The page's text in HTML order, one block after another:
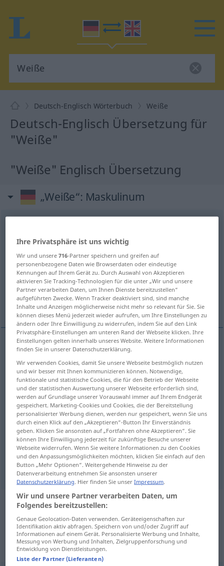
Deutsch-Englisch Wörterbuch Weiße
Deutsch-Englisch Übersetzung für
"Weiße"
"Weiße" Englisch Übersetzung
„Weiße“: Maskulinum
Übersicht aller Übersetzungen
(Für mehr Details die Übersetzung anklicken/antippen)
white man white wine, white
white-haired man
Mensch mit weißer Hautfarbe
white-haired man(odboy) Weiße Weißhaariger
whitewine Weiße GASTR < NURSG>
white Weiße GASTR < NURSG>
Beispielsätze aus externen Quellen
für "Weiße"
(nicht von der Langenscheidt Redaktion
geprüft)
Ihre Privatsphäre ist uns wichtig
Wir und unsere716-Partner speichern und greifen auf
personenbezogene Daten wie Browserdaten oder eindeutige
Kennungen auf Ihrem Gerät zu. Durch Auswahl von Akzeptieren
aktivieren Sie Tracking-Technologien für die unter „Wir und unsere
Partner verarbeiten Daten, um Ihnen Dienste bereitzustellen“
aufgeführten Zwecke. Wenn Tracker deaktiviert sind, sind manche
Inhalte und Anzeigen möglicherweise nicht mehr so relevant für Sie. Sie
können dieses Menü jederzeit wieder aufrufen, um Ihre Einstellungen zu
ändern oder Ihre Einwilligung zu widerrufen, indem Sie auf den Link
Privatsphäre-Einstellungen am unteren Rand der Webseite klicken. Ihre
Einstellungen gelten innerhalb unseres Website. Weitere Informationen
finden Sie in unserer Datenschutzerklärung.
Wir verwenden Cookies, damit Sie unsere Webseite bestmöglich nutzen
und wir besser mit Ihnen kommunizieren können. Notwendige,
funktionale und statistische Cookies, die für den Betrieb der Webseite
und der statistischen Auswertung unserer Webseite erforderlich sind,
werden auf Grundlage unserer Vorauswahl immer auf Ihrem Endgerät
gespeichert. Marketing-Cookies und Cookies, die der Bereitstellung
personalisierter Werbung dienen, werden nur gespeichert, wenn Sie uns
durch einen Klick auf den „Akzeptieren“-Button Ihr Einverständnis
geben. Klicken Sie ansonsten auf „Fortfahren ohne Akzeptieren“. Sie
können Ihre Einwilligung jederzeit für zukünftige Besuche unserer
Webseite widerrufen. Wenn Sie weitere Informationen zu den Cookies
und den Anpassungsmöglichkeiten möchten, klicken Sie einfach auf den
Button „Mehr Optionen“. Weitergehende Hinweise zu der
Datenverarbeitung entnehmen Sie ansonsten unserer
Datenschutzerklärung. Hier finden Sie unserImpressum.
Wir und unsere Partner verarbeiten Daten, um
Folgendes bereitzustellen:
Genaue Geolocation-Daten verwenden. Geräteeigenschaften zur
Identifikation aktiv abfragen. Speichern von und/oder Zugriff auf
Informationen auf einem Gerät. Personalisierte Werbung und Inhalte,
Messung von Werbung und Inhalten, Zielgruppenforschung und
Entwicklung von Dienstleistungen.
Liste der Partner (Lieferanten)